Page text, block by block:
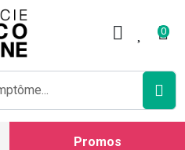
0
Promos